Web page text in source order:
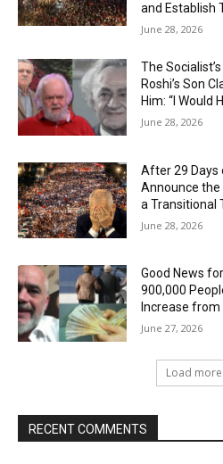
and Establish
June 28, 2026
The
Roshi’s Son
Him: “I Would
June 28, 2026
After 29 Days
Announce the
a Transitional
June 28, 2026
Good News
900,000
Increase from
June 27, 2026
Load more
RECENT COMMENTS